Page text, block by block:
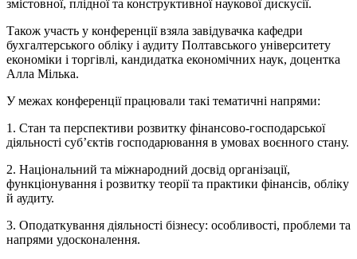
змістовної, плідної та конструктивної наукової дискусії.
Також участь у конференції взяла завідувачка кафедри
бухгалтерського обліку і аудиту Полтавського університету
економіки і торгівлі, кандидатка економічних наук, доцентка
Алла Мілька.
У межах конференції працювали такі тематичні напрями:
1. Стан та перспективи розвитку фінансово-господарської
діяльності суб’єктів господарювання в умовах воєнного стану.
2. Національний та міжнародний досвід організації,
функціонування і розвитку теорії та практики фінансів, обліку
й аудиту.
3. Оподаткування діяльності бізнесу: особливості, проблеми та
напрями удосконалення.